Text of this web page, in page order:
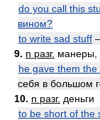
do you call this
вином?
to write sad stuff
9. n разг. манеры,
he gave them
себя в большом
10. n разг. деньги
to be short of the